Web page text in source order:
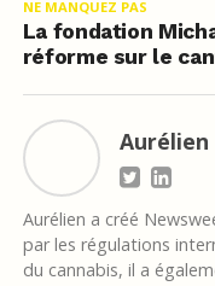
NE MANQUEZ PAS
La fondation
réforme sur le
Aurélien
Aurélien a créé
par les régulations
du cannabis, il a